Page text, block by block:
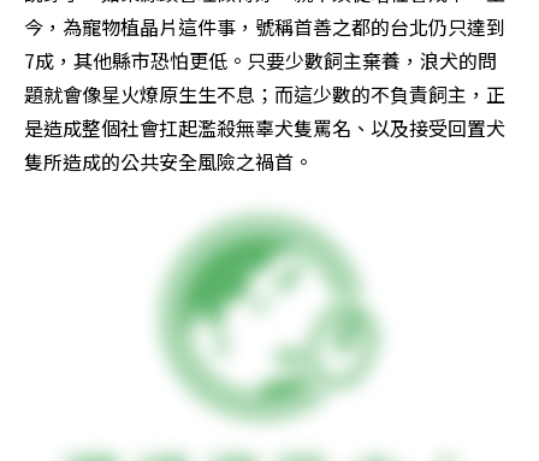
今，為寵物植晶片這件事，號稱首善之都的台北仍只達到
7成，其他縣市恐怕更低。只要少數飼主棄養，浪犬的問
題就會像星火燎原生生不息；而這少數的不負責飼主，正
是造成整個社會扛起濫殺無辜犬隻罵名、以及接受回置犬
隻所造成的公共安全風險之禍首。